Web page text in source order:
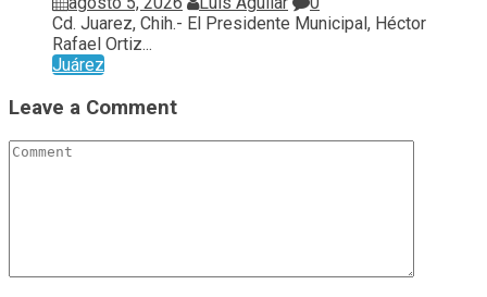
Cd. Juarez, Chih.- El Presidente Municipal, Héctor
Rafael Ortiz...
Juárez
Leave a Comment